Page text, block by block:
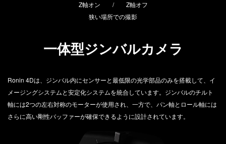
Z軸オン / Z軸オフ
狭い場所での撮影
一体型ジンバルカメラ
Ronin 4Dは、ジンバル内にセンサーと最低限の光学部品のみを搭載して、イ
メージングシステムと安定化システムを統合しています。ジンバルのチルト
軸には2つの左右対称のモーターが使用され、一方で、パン軸とロール軸には
さらに高い剛性バッファーが確保できるように設計されています。